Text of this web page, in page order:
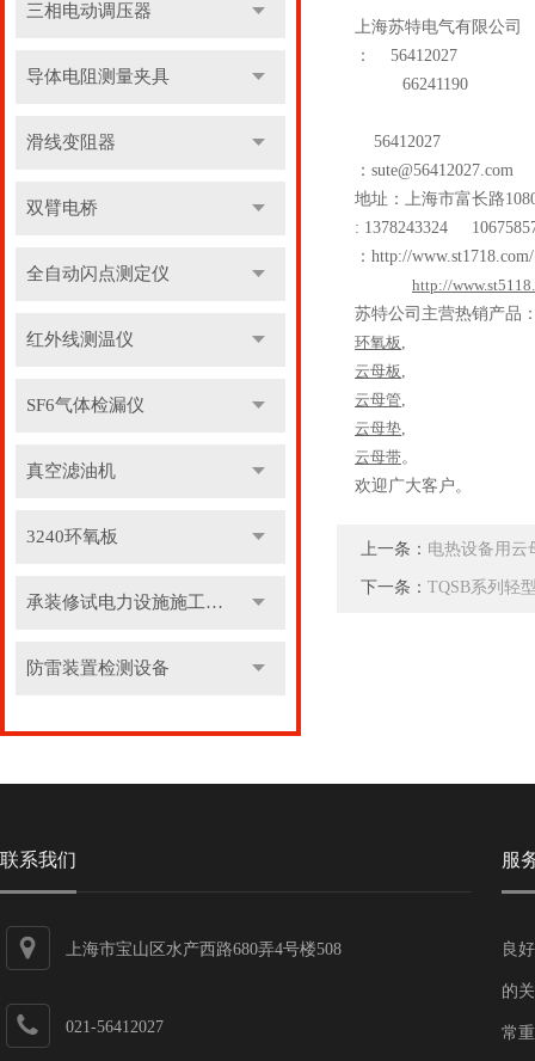
三相电动调压器
导体电阻测量夹具
滑线变阻器
双臂电桥
全自动闪点测定仪
红外线测温仪
SF6气体检漏仪
真空滤油机
3240环氧板
承装修试电力设施施工机具
防雷装置检测设备
上海苏特电气有限公司
：
56412027
66241190
56412027
： sute@56412027.com
地址：上海市富长路
: 1378243324
： http://www.st1718.com/
http://
苏特公司主营热销产品
环氧板,
云母板,
云母管,
云母垫,
云母带。
欢迎广大客户。
上一条： 电热设备用云
下一条： TQSB系列轻
联系我们
上海市宝山区水产西路680弄4号楼508
021-56412027
服
良
的
常